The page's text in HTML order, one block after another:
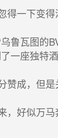
下变得
瓦图的
一座独特酒
成，但是
好似万马